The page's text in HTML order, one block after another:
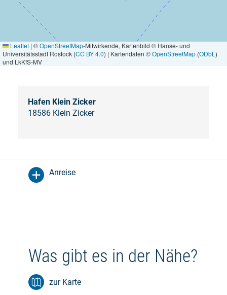
Leaflet | ©OpenStreetMap-Mitwirkende, Kartenbild © Hanse- und
Universitätsstadt Rostock (CC BY 4.0) | Kartendaten ©OpenStreetMap (ODbL )
und LkKfS-MV
Hafen Klein Zicker
18586 Klein Zicker
Anreise
Was gibt es in der Nähe?
zur Karte